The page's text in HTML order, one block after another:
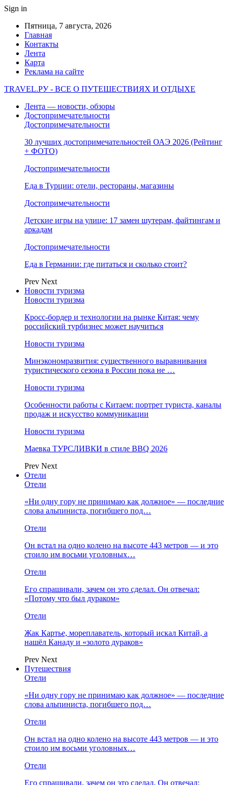
Sign in
Пятница, 7 августа, 2026
Главная
Контакты
Лента
Карта
Реклама на сайте
TRAVEL.РУ - ВСЕ О ПУТЕШЕСТВИЯХ И ОТДЫХЕ
Лента — новости, обзоры
Достопримечательности
Достопримечательности
30 лучших достопримечательностей ОАЭ 2026 (Рейтинг
+ ФОТО)
Достопримечательности
Еда в Турции: отели, рестораны, магазины
Достопримечательности
Детские игры на улице: 17 замен шутерам, файтингам и
аркадам
Достопримечательности
Еда в Германии: где питаться и сколько стоит?
Prev Next
Новости туризма
Новости туризма
Кросс-бордер и технологии на рынке Китая: чему
российский турбизнес может научиться
Новости туризма
Минэкономразвития: существенного выравнивания
туристического сезона в России пока не …
Новости туризма
Особенности работы с Китаем: портрет туриста, каналы
продаж и искусство коммуникации
Новости туризма
Маевка ТУРСЛИВКИ в стиле BBQ 2026
Prev Next
Отели
Отели
«Ни одну гору не принимаю как должное» — последние
слова альпиниста, погибшего под…
Отели
Он встал на одно колено на высоте 443 метров — и это
стоило им восьми уголовных…
Отели
Его спрашивали, зачем он это сделал. Он отвечал:
«Потому что был дураком»
Отели
Жак Картье, мореплаватель, который искал Китай, а
нашёл Канаду и «золото дураков»
Prev Next
Путешествия
Отели
«Ни одну гору не принимаю как должное» — последние
слова альпиниста, погибшего под…
Отели
Он встал на одно колено на высоте 443 метров — и это
стоило им восьми уголовных…
Отели
Его спрашивали, зачем он это сделал. Он отвечал: